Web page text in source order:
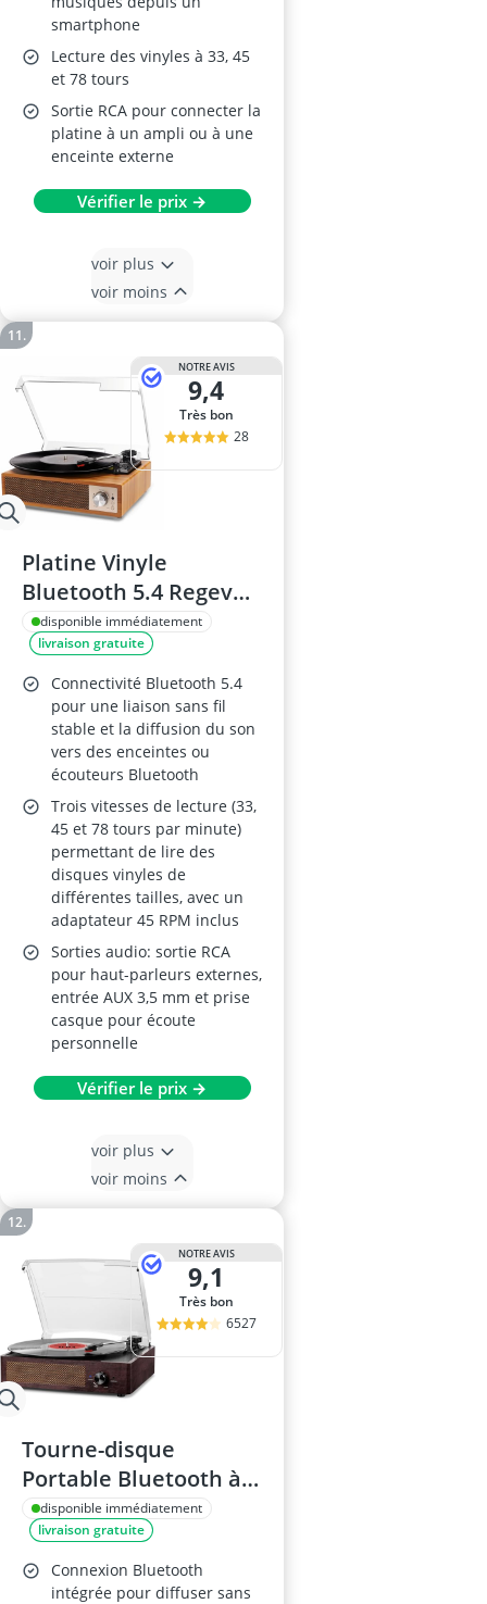
Haut-parleurs
Intégrés, Compatible
33/45/78 Tours, Sortie
RCA, Effet Bois
smartphone
Lecture des vinyles à 33, 45
et 78 tours
Sortie RCA pour connecter la
platine à un ampli ou à une
enceinte externe
Vérifier le prix →
voir plus
voir moins
NOTRE AVIS
9,4
Très bon
28
Platine Vinyle
Bluetooth 5.4 Regevo –
Bois, 3 Vitesses
(33/45/78),
Numérisation USB,
Haut-Parleurs,
RCA/AUX
disponible immédiatement
livraison gratuite
Connectivité Bluetooth 5.4
pour une liaison sans fil
stable et la diffusion du son
vers des enceintes ou
écouteurs Bluetooth
Trois vitesses de lecture (33,
45 et 78 tours par minute)
permettant de lire des
disques vinyles de
différentes tailles, avec un
adaptateur 45 RPM inclus
Sorties audio: sortie RCA
pour haut-parleurs externes,
entrée AUX 3,5 mm et prise
casque pour écoute
personnelle
Vérifier le prix →
voir plus
voir moins
NOTRE AVIS
9,1
Très bon
6527
Tourne-disque
Portable Bluetooth à 3
Vitesses
disponible immédiatement
livraison gratuite
Connexion Bluetooth
intégrée pour diffuser sans